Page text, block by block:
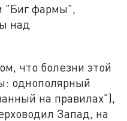
"Биг фармы",
над
что болезни этой
однополярный
на правилах"),
Запад, на